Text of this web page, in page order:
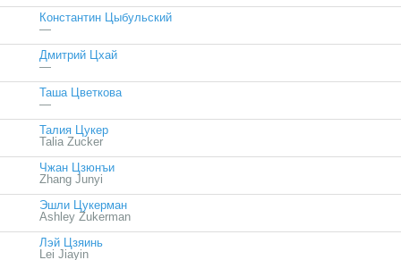
Константин Цыбульский
—
Дмитрий Цхай
—
Таша Цветкова
—
Талия Цукер
Talia Zucker
Чжан Цзюнъи
Zhang Junyi
Эшли Цукерман
Ashley Zukerman
Лэй Цзяинь
Lei Jiayin